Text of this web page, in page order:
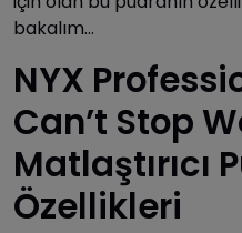
bakalım…
NYX
Can’t Stop
Matlaştırıcı
Özellikleri